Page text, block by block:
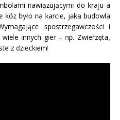
nawiązującymi do kraju a
kóz było na karcie, jaka budowla
spostrzegawczości i
innych gier – np. Zwierzęta,
z dzieckiem!